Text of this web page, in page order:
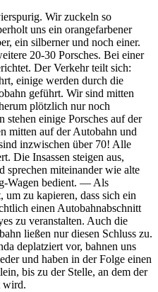
Wir zuckeln so
uns ein orangefarbener
ein silberner und noch einer.
20-30 Porsches. Bei einer
Der Verkehr teilt sich:
einige werden durch die
geführt. Wir sind mitten
plötzlich nur noch
stehen einige Porsches auf der
mitten auf der Autobahn und
inzwischen über 70! Alle
Die Insassen steigen aus,
sprechen miteinander wie alte
Wagen bedient. — Als
zu kapieren, dass sich ein
einen Autobahnabschnitt
zu veranstalten. Auch die
ließen nur diesen Schluss zu.
deplatziert vor, bahnen uns
und haben in der Folge einen
bis zu der Stelle, an dem der
wird.